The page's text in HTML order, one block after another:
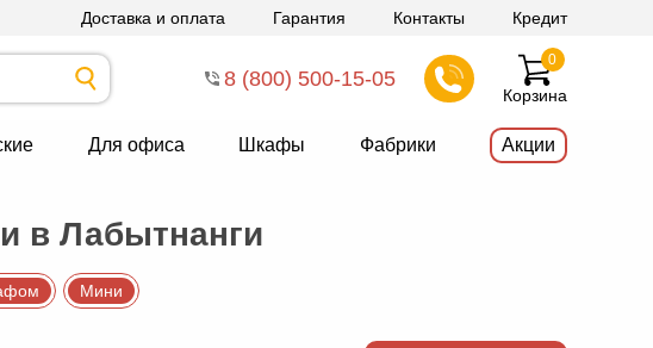
Доставка и оплата Гарантия Контакты Кредит
8 (800) 500-15-05
Корзина
0
Для офиса Шкафы Фабрики Акции
в Лабытнанги
Мини